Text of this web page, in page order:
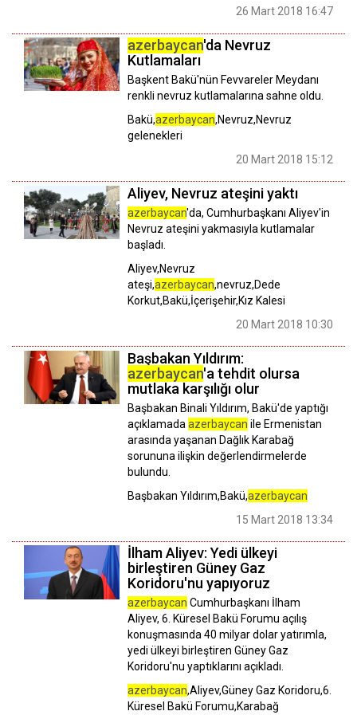
26 Mart 2018 16:47
azerbaycan'da Nevruz
Kutlamaları
Başkent Bakü'nün Fevvareler Meydanı
renkli nevruz kutlamalarına sahne oldu.
Bakü,azerbaycan,Nevruz,Nevruz
gelenekleri
20 Mart 2018 15:12
Aliyev, Nevruz ateşini yaktı
azerbaycan'da, Cumhurbaşkanı Aliyev'in
Nevruz ateşini yakmasıyla kutlamalar
başladı.
Aliyev,Nevruz
ateşi,azerbaycan,nevruz,Dede
Korkut,Bakü,İçerişehir,Kız Kalesi
20 Mart 2018 10:30
Başbakan Yıldırım:
azerbaycan'a tehdit olursa
mutlaka karşılığı olur
Başbakan Binali Yıldırım, Bakü'de yaptığı
açıklamada azerbaycan ile Ermenistan
arasında yaşanan Dağlık Karabağ
sorununa ilişkin değerlendirmelerde
bulundu.
Başbakan Yıldırım,Bakü,azerbaycan
15 Mart 2018 13:34
İlham Aliyev: Yedi ülkeyi
birleştiren Güney Gaz
Koridoru'nu yapıyoruz
azerbaycan Cumhurbaşkanı İlham
Aliyev, 6. Küresel Bakü Forumu açılış
konuşmasında 40 milyar dolar yatırımla,
yedi ülkeyi birleştiren Güney Gaz
Koridoru'nu yaptıklarını açıkladı.
azerbaycan,Aliyev,Güney Gaz Koridoru,6.
Küresel Bakü Forumu,Karabağ